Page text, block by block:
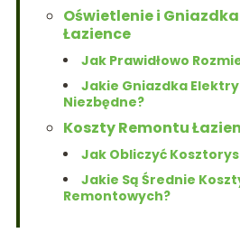
Oświetlenie i
Łazience
Jak Prawidłowo
Jakie Gniazdka
Niezbędne?
Koszty Remontu
Jak Obliczyć
Jakie Są Średnie
Remontowych?